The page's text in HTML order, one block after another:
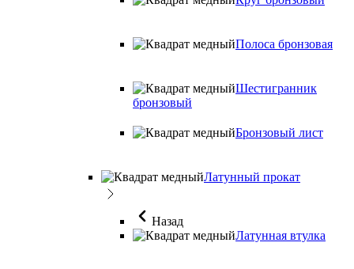
Полоса бронзовая
Шестигранник
бронзовый
Бронзовый лист
Латунный прокат
Назад
Латунная втулка